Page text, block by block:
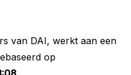
van DAI, werkt aan een
op